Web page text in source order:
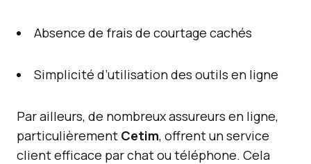
Absence de frais de courtage cachés
Simplicité d’utilisation des outils en ligne
Par ailleurs, de nombreux assureurs en ligne,
particulièrement Cetim, offrent un service
client efficace par chat ou téléphone. Cela